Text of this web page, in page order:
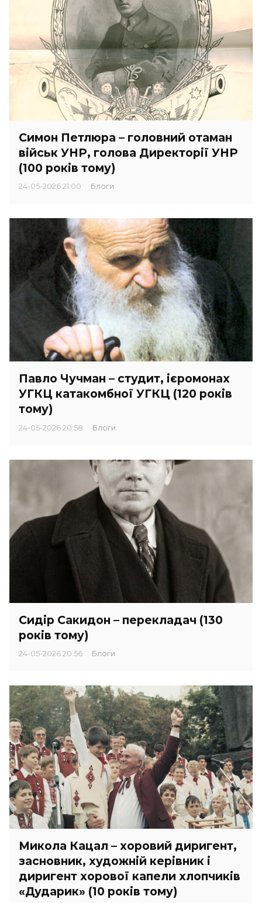
Симон Петлюра – головний отаман
військ УНР, голова Директорії УНР
(100 років тому)
24-05-2026 21:00 Блоги
Павло Чучман – студит, ієромонах
УГКЦ катакомбної УГКЦ (120 років
тому)
24-05-2026 20:58 Блоги
Сидір Сакидон – перекладач (130
років тому)
24-05-2026 20:56 Блоги
Микола Кацал – хоровий диригент,
засновник, художній керівник і
диригент хорової капели хлопчиків
«Дударик» (10 років тому)